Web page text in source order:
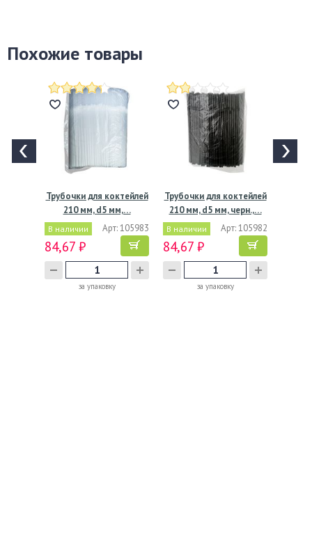
Похожие товары
Трубочки для коктейлей
210 мм, d5 мм,…
В наличии Арт: 105983
84,67 ₽
за упаковку
Трубочки для коктейлей
210 мм, d5 мм, черн.,…
В наличии Арт: 105982
84,67 ₽
за упаковку